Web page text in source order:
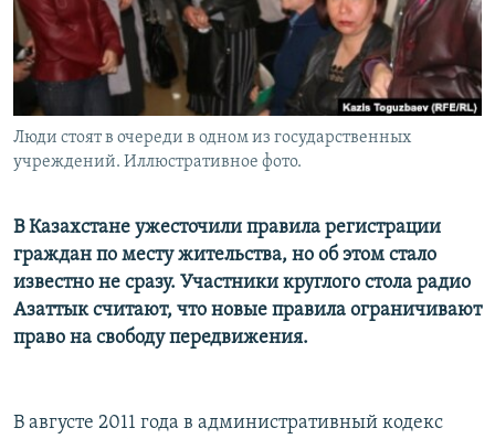
Люди стоят в очереди в одном из государственных
учреждений. Иллюстративное фото.
В Казахстане ужесточили правила регистрации
граждан по месту жительства, но об этом стало
известно не сразу. Участники круглого стола радио
Азаттык считают, что новые правила ограничивают
право на свободу передвижения.
В августе 2011 года в административный кодекс